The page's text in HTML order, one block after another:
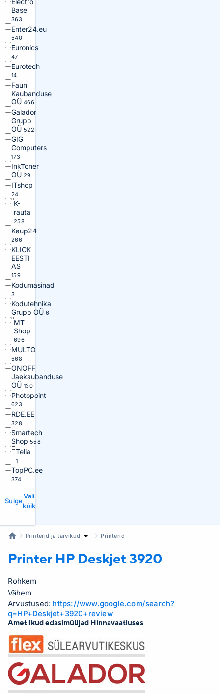
Electro
Base
363
Enter24.eu
540
Euronics
47
Eurotech
14
Fauni
Kaubanduse
OÜ 466
Galador
Grupp
OÜ 522
GIG
Computers
173
InkToner
OÜ 29
ITshop
24
K-
rauta
258
Kaup24
266
KLICK
EESTI
AS
159
Kodumasinad
3
Kodutehnika
Grupp OÜ 6
MT
Shop
696
MULTO
568
ONOFF
Jaekaubanduse
OÜ 130
Photopoint
623
RDE.EE
328
Smartech
Shop 558
Telia
1
TopPC.ee
374
Sulge
Vali
kõik
Printerid ja tarvikud Printerid
Printer HP Deskjet 3920
Rohkem
Vähem
Arvustused: https://www.google.com/search?
q=HP+Deskjet+3920+review
Ametlikud edasimüüjad Hinnavaatluses